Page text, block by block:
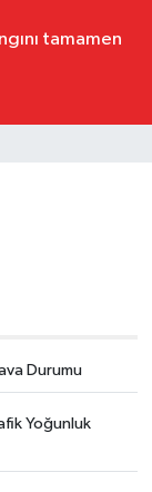
tamamen
Durumu
Yoğunluk